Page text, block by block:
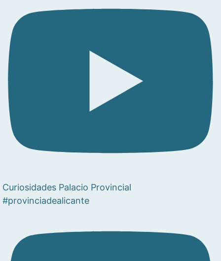
Curiosidades Palacio Provincial
#provinciadealicante